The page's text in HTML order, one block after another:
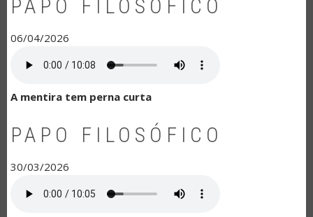
PAPO FILOSÓFICO
06/04/2026
A mentira tem perna curta
PAPO FILOSÓFICO
30/03/2026